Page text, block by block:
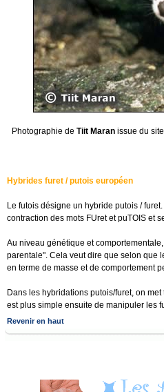
Photographie de Tiit Maran issue du
Hybrides furet / putois européen
Le futois désigne un hybride putois /
contraction des mots FUret et puTOIS et
Au niveau génétique et
parentale". Cela veut dire que selon que
en terme de masse et de comportement
Dans les hybridations putois/furet, on
est plus simple ensuite de manipuler les
Revenir en haut